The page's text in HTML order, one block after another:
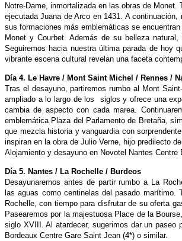
Notre-Dame, inmortalizada en las obras de Monet.
ejecutada Juana de Arco en 1431. A continuación,
sus formaciones más emblemáticas se
Monet y Courbet. Además de su belleza natural,
Seguiremos hacia nuestra última parada de hoy
vibrante escena cultural revelan una faceta
Día 4. Le Havre / Mont Saint Michel / Rennes /
Tras el desayuno, partiremos rumbo al Mont Saint-
ampliado a lo largo de los siglos y ofrece una
cambia de aspecto con cada marea.
emblemática Plaza del Parlamento de Bretaña,
que mezcla historia y vanguardia con sorprendente
inspiran en la obra de Julio Verne, hijo predilecto
Alojamiento y desayuno en Novotel Nantes Centre
Día 5. Nantes / La Rochelle / Burdeos
Desayunaremos antes de partir rumbo a La
lasaguas como centinelas del pasado marítimo.
Rochelle, con tiempo para disfrutar de su oferta
Pasearemos por la majestuosa Place de la
siglo XVIII. Al atardecer, sugerimos dar un paseo
Bordeaux Centre Gare Saint Jean (4*) o similar.